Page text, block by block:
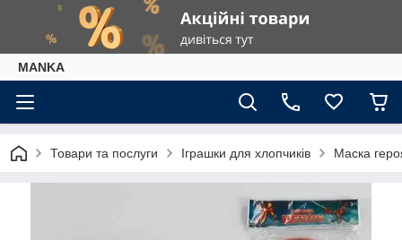
МАNKА
Товари та послуги Іграшки для хлопчиків Маска